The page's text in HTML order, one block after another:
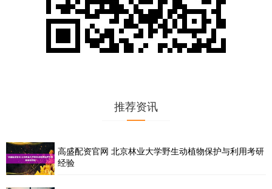
推荐资讯
高盛配资官网 北京林业大学野生动植物保护与利用考研
经验